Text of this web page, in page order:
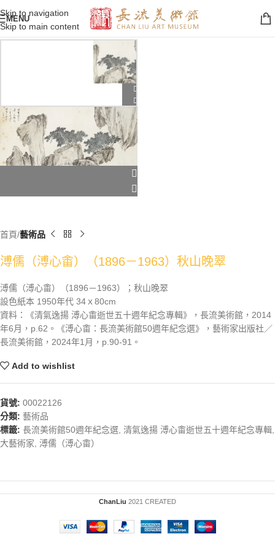
Skip to navigation
Skip to main content
MENU
首頁 藝術品
溥儒（溥心畬）（1896－1963）秋山晚翠
溥儒（溥心畬）（1896－1963）；秋山晚翠
設色紙本 1950年代 34ｘ80cm
資料：《清氣逸揚 溥心畬逝世五十週年紀念專輯》，長流美術館，2014
年6月，p.62。《溥心畬：長流美術館50週年紀念選》，藝術家出版社／
長流美術館，2024年1月，p.90-91。
Add to wishlist
貨號: 00022126
分類: 藝術品
標籤: 長流美術館50週年紀念選 清氣逸揚 溥心畬逝世五十週年紀念專輯
大藝術家
溥儒（溥心畬）
ChanLiu 2021 CREATED